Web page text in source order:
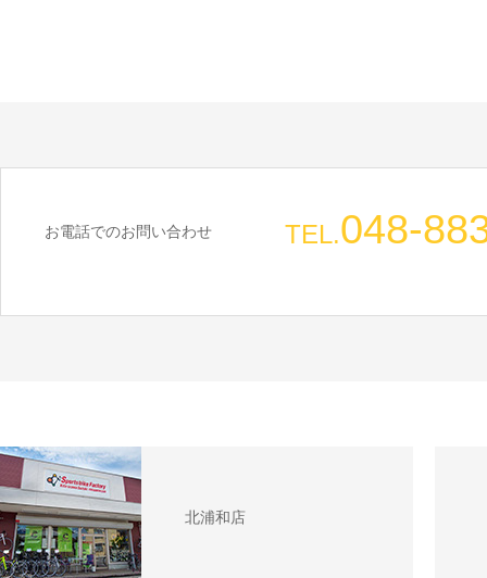
お電話でのお問い合わせ TEL.048-
北浦和店